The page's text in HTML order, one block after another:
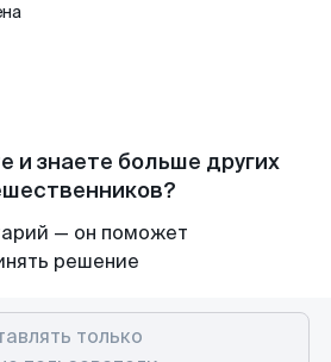
и знаете больше других
— он поможет
решение